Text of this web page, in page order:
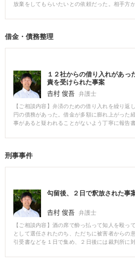
放棄をしてもらいたいとの依頼だった。相手方
り、まずは本人に手書きで手紙を送ってもらっ
もお子様がいた、という相談は珍しくありませ
手の信頼を得ていく必要があります。もちろん
案ばかりではありません。そのような場合のフ
ご相談ください。
借金・債務整理
１２社からの借り入れがあっ
責を受けられた事案
𠮷村 俊吾 弁護士
【ご相談内容】弁済のための借り入れを繰り返
円の債務があった。借金が多額に膨れ上がった
事があると疑われることがないよう丁寧に報告
ても、裁判所に怪しまれないよう丁寧に説明す
ると、少額であっても管財人が選任されること
刑事事件
勾留後、２日で釈放された事
𠮷村 俊吾 弁護士
【ご相談内容】酒の席で酔っ払って知人を殴っ
として選任されたのち、ただちに被害者からの
引受書などを１日で集め、２日後には裁判所に
無事、準抗告が認容され、２日後に釈放されまし